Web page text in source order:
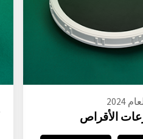
الأقراص